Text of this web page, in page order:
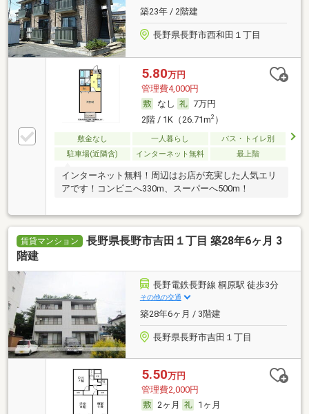
築23年 / 2階建
長野県長野市西和田１丁目
5.80万円
管理費4,000円
なし
7万円
2階 / 1K（26.71m2）
敷金なし 一人暮らし
バス・トイレ別
駐車場(近隣含)
インターネット無料 最上階
インターネット無料！周辺はお店が充実した人気エリ
アです！コンビニへ330m、スーパーへ500m！
賃貸マンション
長野県長野市吉田１丁目 築28年6ヶ月 3
階建
長野電鉄長野線 桐原駅 徒歩3分
その他の交通
築28年6ヶ月 / 3階建
長野県長野市吉田１丁目
5.50万円
管理費2,000円
2ヶ月
1ヶ月